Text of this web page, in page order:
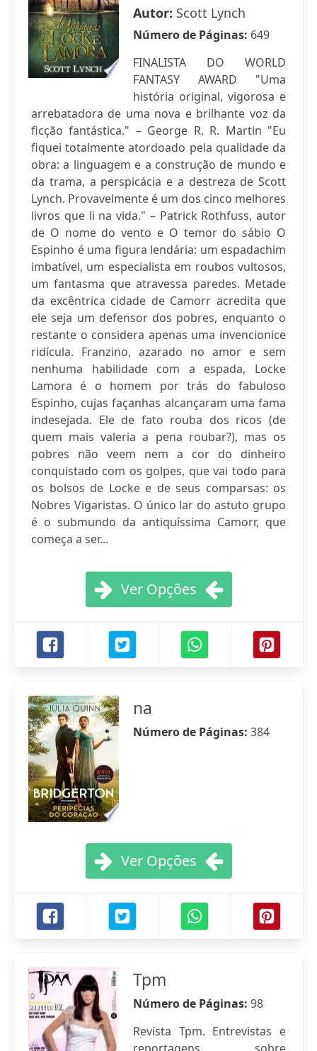
Autor: Scott Lynch
Número de Páginas: 649
FINALISTA DO WORLD
FANTASY AWARD "Uma
história original, vigorosa e
arrebatadora de uma nova e brilhante voz da
ficção fantástica." – George R. R. Martin "Eu
fiquei totalmente atordoado pela qualidade da
obra: a linguagem e a construção de mundo e
da trama, a perspicácia e a destreza de Scott
Lynch. Provavelmente é um dos cinco melhores
livros que li na vida." – Patrick Rothfuss, autor
de O nome do vento e O temor do sábio O
Espinho é uma figura lendária: um espadachim
imbatível, um especialista em roubos vultosos,
um fantasma que atravessa paredes. Metade
da excêntrica cidade de Camorr acredita que
ele seja um defensor dos pobres, enquanto o
restante o considera apenas uma invencionice
ridícula. Franzino, azarado no amor e sem
nenhuma habilidade com a espada, Locke
Lamora é o homem por trás do fabuloso
Espinho, cujas façanhas alcançaram uma fama
indesejada. Ele de fato rouba dos ricos (de
quem mais valeria a pena roubar?), mas os
pobres não veem nem a cor do dinheiro
conquistado com os golpes, que vai todo para
os bolsos de Locke e de seus comparsas: os
Nobres Vigaristas. O único lar do astuto grupo
é o submundo da antiquíssima Camorr, que
começa a ser...
Ver Opções
na
Número de Páginas: 384
Ver Opções
Tpm
Número de Páginas: 98
Revista Tpm. Entrevistas e